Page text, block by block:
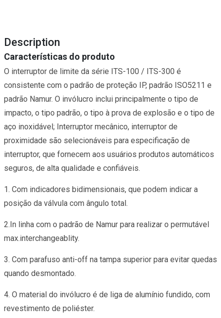
Description
Características do produto
O interruptor de limite da série ITS-100 / ITS-300 é
consistente com o padrão de proteção IP, padrão ISO5211 e
padrão Namur. O invólucro inclui principalmente o tipo de
impacto, o tipo padrão, o tipo à prova de explosão e o tipo de
aço inoxidável; Interruptor mecânico, interruptor de
proximidade são selecionáveis para especificação de
interruptor, que fornecem aos usuários produtos automáticos
seguros, de alta qualidade e confiáveis.
1. Com indicadores bidimensionais, que podem indicar a
posição da válvula com ângulo total.
2.In linha com o padrão de Namur para realizar o permutável
max.interchangeablity.
3. Com parafuso anti-off na tampa superior para evitar quedas
quando desmontado.
4. O material do invólucro é de liga de alumínio fundido, com
revestimento de poliéster.